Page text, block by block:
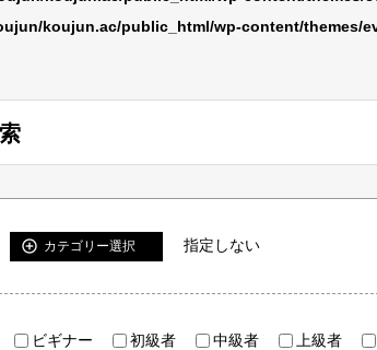
koujun.ac/public_html/wp-content/themes/
add_circle_outline カテゴリー選択 指定しない
ビギナー 初級者 中級者 上級者